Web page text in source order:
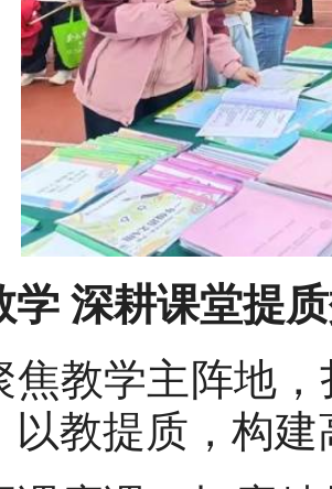
学 深耕课堂提
焦教学主阵地
以教提质，构